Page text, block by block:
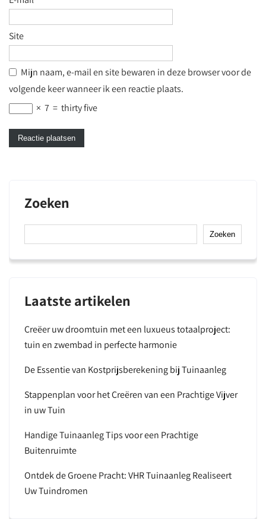
Site
Mijn naam, e-mail en site bewaren in deze browser voor de
volgende keer wanneer ik een reactie plaats.
× 7 = thirty five
Zoeken
Zoeken
Laatste artikelen
Creëer uw droomtuin met een luxueus totaalproject:
tuin en zwembad in perfecte harmonie
De Essentie van Kostprijsberekening bij Tuinaanleg
Stappenplan voor het Creëren van een Prachtige Vijver
in uw Tuin
Handige Tuinaanleg Tips voor een Prachtige
Buitenruimte
Ontdek de Groene Pracht: VHR Tuinaanleg Realiseert
Uw Tuindromen